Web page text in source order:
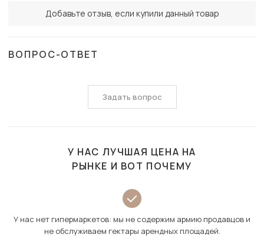
Добавьте отзыв, если купили данный товар
ВОПРОС-ОТВЕТ
Задать вопрос
У НАС ЛУЧШАЯ ЦЕНА НА
РЫНКЕ И ВОТ ПОЧЕМУ
У нас нет гипермаркетов: мы не содержим армию продавцов и
не обслуживаем гектары арендных площадей.